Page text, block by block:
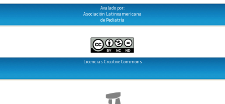
Avalado por:
Asociación Latinoamericana
de Pediatría
Licencias Creative Commons